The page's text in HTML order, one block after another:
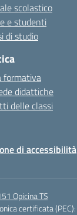
scolastico
e studenti
di studio
formativa
didattiche
delle classi
di accessibilità
Opicina TS
certificata (PEC):